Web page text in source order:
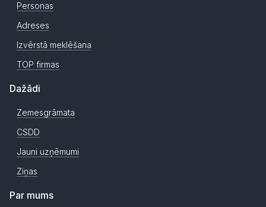
Personas
Adreses
Izvērstā meklēšana
TOP firmas
Dažādi
Zemesgrāmata
CSDD
Jauni uzņēmumi
Ziņas
Par mums